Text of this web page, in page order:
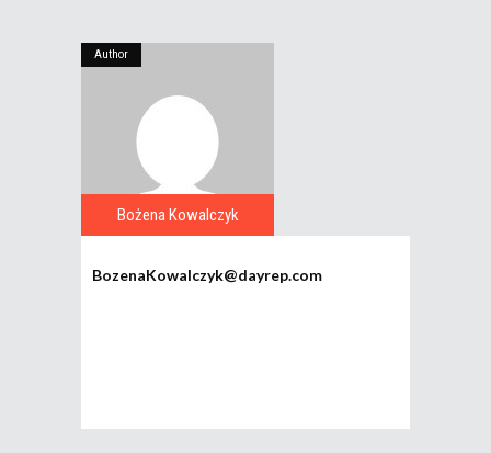
Author
Bożena Kowalczyk
BozenaKowalczyk@dayrep.com